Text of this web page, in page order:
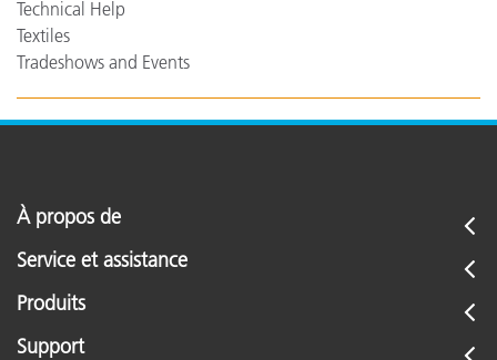
Technical Help
Textiles
Tradeshows and Events
À propos de
Service et assistance
Produits
Support